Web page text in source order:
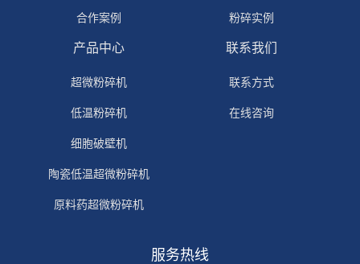
合作案例 粉碎实例
产品中心
超微粉碎机
低温粉碎机
细胞破壁机
陶瓷低温超微粉碎机
原料药超微粉碎机
联系我们
联系方式
在线咨询
服务热线